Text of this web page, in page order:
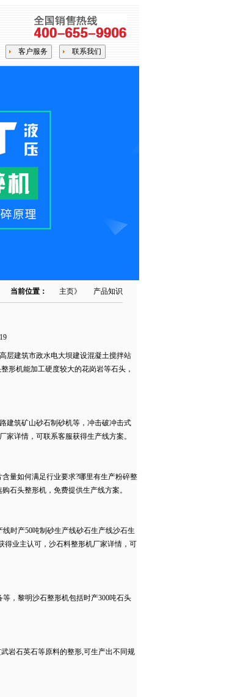
客户服务 联系我们
产品知识
主页》
当前位置：
层建筑市政水电大坝建设混凝土搅拌站
形机能加工硬度较大的花岗岩等石头，
建筑矿山砂石制砂机等，冲击破冲击式
详情，可联系客服获得生产线方案。
量如何满足行业要求?哪里有生产粉碎整
石头整形机，免费提供生产线方案。
时产50吨制砂生产线砂石生产线沙石生
得业主认可，沙石料整形机厂家详情，可
，黎明沙石整形机包括时产300吨石头
岩石英石等原料的整形,可生产出不同规